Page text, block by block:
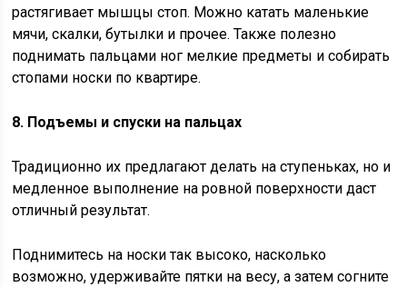
растягивает мышцы стоп. Можно катать маленькие
мячи, скалки, бутылки и прочее. Также полезно
поднимать пальцами ног мелкие предметы и собирать
стопами носки по квартире.
8. Подъемы и спуски на пальцах
Традиционно их предлагают делать на ступеньках, но и
медленное выполнение на ровной поверхности даст
отличный результат.
Поднимитесь на носки так высоко, насколько
возможно, удерживайте пятки на весу, а затем согните